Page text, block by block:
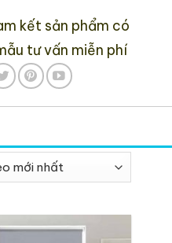
kết sản phẩm có
tư vấn miễn phí